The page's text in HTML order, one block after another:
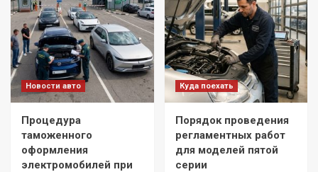
Новости авто
Процедура
таможенного
оформления
электромобилей при
Куда поехать
Порядок проведения
регламентных работ
для моделей пятой
серии